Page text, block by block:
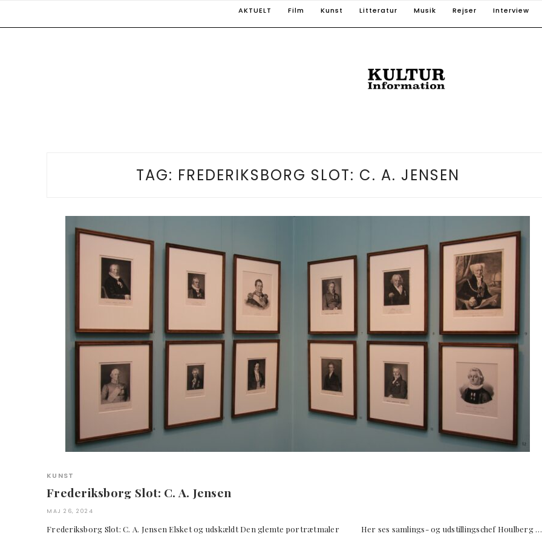
AKTUELT Film Kunst Litteratur Musik Rejser Interview
TAG: FREDERIKSBORG SLOT: C. A. JENSEN
KUNST
Frederiksborg Slot: C. A. Jensen
MAJ 26, 2024
Frederiksborg Slot: C. A. Jensen Elsket og udskældt Den glemte portrætmaler Her ses samlings- og udstillingschef Houlberg …